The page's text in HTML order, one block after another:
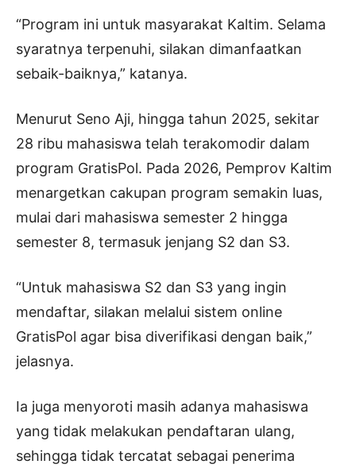
“Program ini untuk masyarakat Kaltim. Selama
syaratnya terpenuhi, silakan dimanfaatkan
sebaik-baiknya,” katanya.
Menurut Seno Aji, hingga tahun 2025, sekitar
28 ribu mahasiswa telah terakomodir dalam
program GratisPol. Pada 2026, Pemprov Kaltim
menargetkan cakupan program semakin luas,
mulai dari mahasiswa semester 2 hingga
semester 8, termasuk jenjang S2 dan S3.
“Untuk mahasiswa S2 dan S3 yang ingin
mendaftar, silakan melalui sistem online
GratisPol agar bisa diverifikasi dengan baik,”
jelasnya.
Ia juga menyoroti masih adanya mahasiswa
yang tidak melakukan pendaftaran ulang,
sehingga tidak tercatat sebagai penerima